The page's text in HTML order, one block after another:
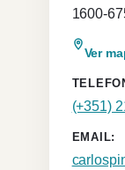
1600-
Ver
(+351)
EMAIL: